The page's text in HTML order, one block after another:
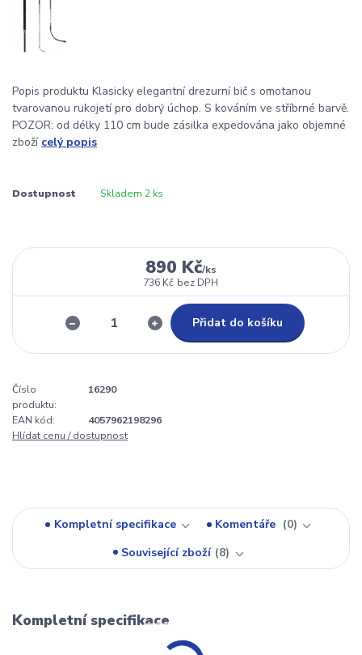
Popis produktu Klasicky elegantní drezurní bič s omotanou
tvarovanou rukojetí pro dobrý úchop. S kováním ve stříbrné barvě.
POZOR: od délky 110 cm bude zásilka expedována jako objemné
zboží celý popis
Dostupnost Skladem 2 ks
890 Kč/ks
736 Kč bez DPH
Přidat do košíku
Číslo
produktu:
16290
EAN kód:
4057962198296
Hlídat cenu / dostupnost
Kompletní specifikace Komentáře
0
Související zboží 8
Kompletní specifikace